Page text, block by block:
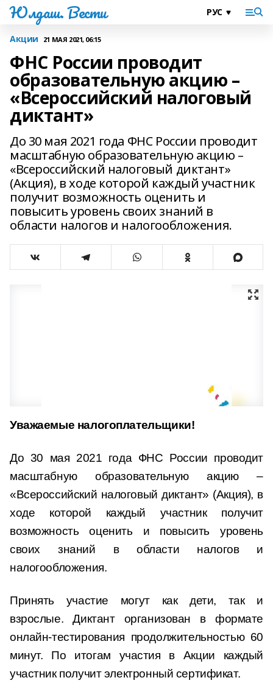
Юлдаш. Вести
Акции 21 МАЯ 2021, 06:15
ФНС России проводит
образовательную акцию –
«Всероссийский налоговый
диктант»
До 30 мая 2021 года ФНС России проводит
масштабную образовательную акцию –
«Всероссийский налоговый диктант»
(Акция), в ходе которой каждый участник
получит возможность оценить и
повысить уровень своих знаний в
области налогов и налогообложения.
Уважаемые налогоплательщики!
До 30 мая 2021 года ФНС России проводит
масштабную образовательную акцию –
«Всероссийский налоговый диктант» (Акция), в
ходе которой каждый участник получит
возможность оценить и повысить уровень
своих знаний в области налогов и
налогообложения.
Принять участие могут как дети, так и
взрослые. Диктант организован в формате
онлайн-тестирования продолжительностью 60
минут. По итогам участия в Акции каждый
участник получит электронный сертификат.